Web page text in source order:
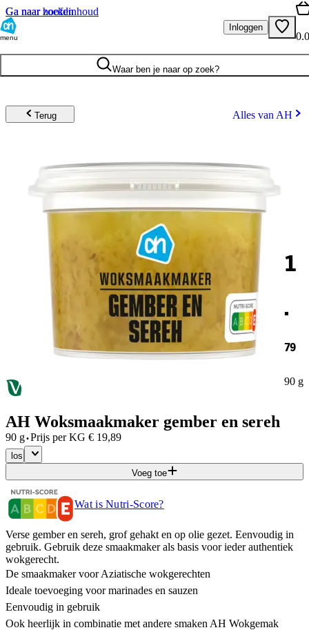
Ga naar hoofdinhoud
Ga naar zoeken
menu
Inloggen
Waar ben je naar op zoek?
Terug Alles van AH
1
.
79
90 g
AH Woksmaakmaker gember en sereh
90 g·Prijs per KG € 19,89
los
Voeg toe
Wat is Nutri-Score?
Verse gember en sereh, grof gehakt en op olie gezet. Eenvoudig in
gebruik. Gebruik deze smaakmaker als basis voor ieder authentiek
wokgerecht.
De smaakmaker voor Aziatische wokgerechten
Ideale toevoeging voor marinades en sauzen
Eenvoudig in gebruik
Ook heerlijk in combinatie met andere smaken AH Wokgemak